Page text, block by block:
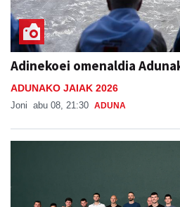
Adinekoei omenaldia
ADUNAKO JAIAK 2026
Joni abu 08, 21:30 ADUNA